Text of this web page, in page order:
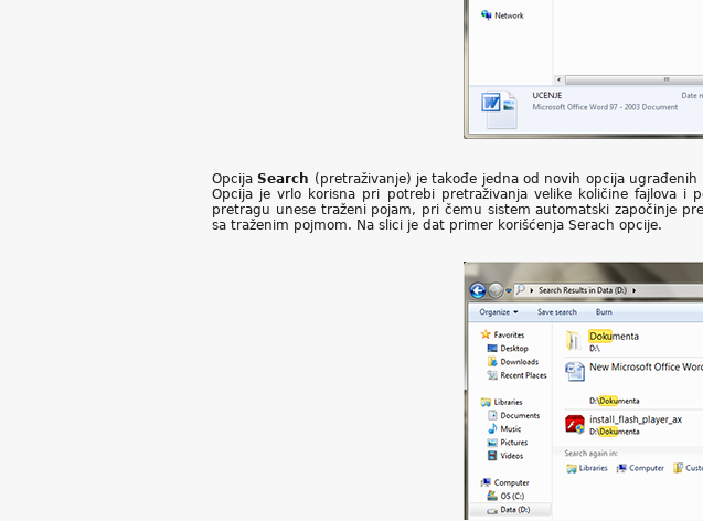
Opcija Search (pretraživanje) je takođe jedna od novih opcija
Opcija je vrlo korisna pri potrebi pretraživanja velike količine fajlova
pretragu unese traženi pojam, pri čemu sistem automatski započinje
sa traženim pojmom. Na slici je dat primer korišćenja Serach opcije.